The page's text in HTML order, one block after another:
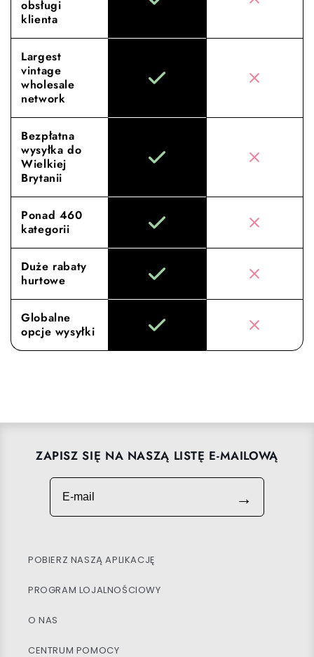
obsługi
klienta
Largest
vintage
wholesale
network
Bezpłatna
wysyłka do
Wielkiej
Brytanii
Ponad 460
kategorii
Duże rabaty
hurtowe
Globalne
opcje wysyłki
ZAPISZ SIĘ NA NASZĄ LISTĘ E-MAILOWĄ
E-mail
→
POBIERZ NASZĄ APLIKACJĘ
PROGRAM LOJALNOŚCIOWY
O NAS
CENTRUM POMOCY